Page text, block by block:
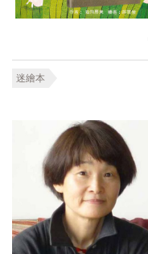
迷繪本